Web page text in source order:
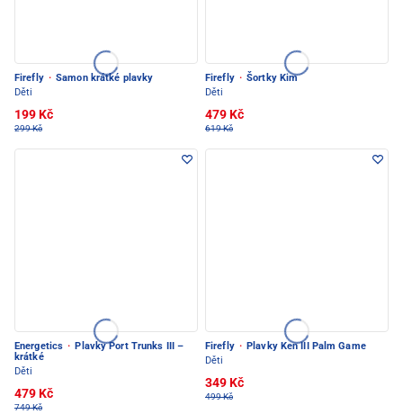
Firefly · Samon krátké plavky
Děti
199 Kč
299 Kč
Firefly · Šortky Kim
Děti
479 Kč
619 Kč
Energetics · Plavky Port Trunks III –
krátké
Děti
479 Kč
749 Kč
Firefly · Plavky Ken III Palm Game
Děti
349 Kč
499 Kč